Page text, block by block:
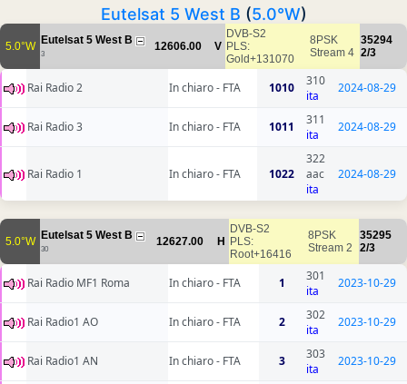
Eutelsat 5 West B (5.0°W)
5.0°W Eutelsat 5 West B
3
12606.00 V
DVB-S2
PLS:
Gold+131070
8PSK
Stream 4
35294
2/3
Rai Radio 2 In chiaro - FTA 1010
310
ita
2024-08-29
Rai Radio 3 In chiaro - FTA 1011
311
ita
2024-08-29
Rai Radio 1 In chiaro - FTA 1022
322
aac
ita
2024-08-29
5.0°W Eutelsat 5 West B
30
12627.00 H
DVB-S2
PLS:
Root+16416
8PSK
Stream 2
35295
2/3
Rai Radio MF1 Roma In chiaro - FTA 1
301
ita
2023-10-29
Rai Radio1 AO In chiaro - FTA 2
302
ita
2023-10-29
Rai Radio1 AN In chiaro - FTA 3
303
ita
2023-10-29